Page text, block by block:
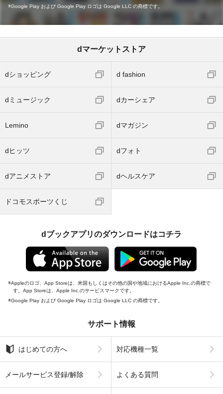
Google Play および Google Play ロゴは Google LLC の商標です。
dマーケットストア
dショッピング d fashion
dミュージック dカーシェア
Lemino dマガジン
dヒッツ dフォト
dアニメストア dヘルスケア
ドコモスポーツくじ
dブックアプリのダウンロードはコチラ
Appleのロゴ、App Storeは、米国もしくはその他の国や地域におけるApple Inc.の商標で
す。App Storeは、Apple Inc.のサービスマークです。
Google Play および Google Play ロゴは Google LLC の商標です。
サポート情報
はじめての方へ 対応機種一覧
メールサービス登録/解除 よくある質問